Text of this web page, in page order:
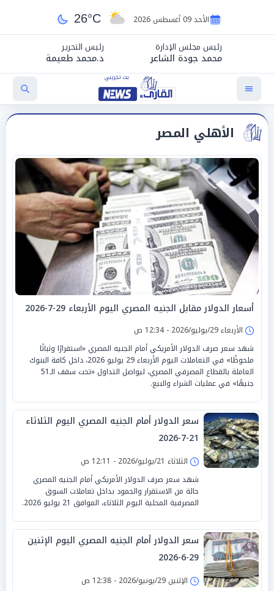
الأحد 09 أغسطس 2026 26°C
رئيس مجلس الإدارة
محمد جودة الشاعر
رئيس التحرير
د.محمد طعيمة
الأهلي المصر
أسعار الدولار مقابل الجنيه المصري اليوم الأربعاء 29-7-2026
الأربعاء 29/يوليو/2026 - 12:34 ص
شهد سعر صرف الدولار الأمريكي أمام الجنيه المصري «استقرارًا وثباتًا
ملحوظًا» في التعاملات اليوم الأربعاء 29 يوليو 2026، داخل كافة البنوك
العاملة بالقطاع المصرفي المصري، ليواصل التداول «تحت سقف الـ51
جنيهًا» في عمليات الشراء والبيع.
سعر الدولار أمام الجنيه المصري اليوم الثلاثاء
21-7-2026
الثلاثاء 21/يوليو/2026 - 12:11 ص
شهد سعر صرف الدولار الأمريكي أمام الجنيه المصري
حالة من الاستقرار والجمود بداخل تعاملات السوق
المصرفية المحلية اليوم الثلاثاء، الموافق 21 يوليو 2026.
سعر الدولار أمام الجنيه المصري اليوم الإثنين
29-6-2026
الإثنين 29/يونيو/2026 - 12:38 ص